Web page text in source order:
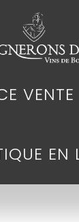
VENTE
EN